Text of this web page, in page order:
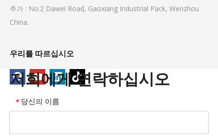
추가 : No.2 Dawei Road, Gaoxiang Industrial Pack, Wenzhou
China.
우리를 따르십시오
저희에게 연락하십시오
* 당신의 이름